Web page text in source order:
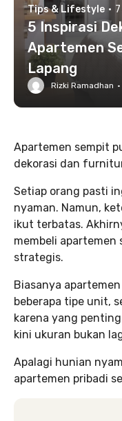
Tips & Lifestyle ·
5 Inspirasi
Apartemen
Lapang
Rizki Ramadhan ·
Apartemen sempit
dekorasi dan
Setiap orang pasti
nyaman. Namun,
ikut terbatas.
membeli apartemen
strategis.
Biasanya
beberapa tipe unit,
karena yang
kini ukuran bukan
Apalagi hunian
apartemen pribadi